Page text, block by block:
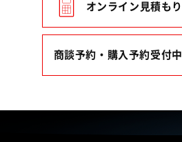
オンライン見積もり
商談予約・購入予約受付中